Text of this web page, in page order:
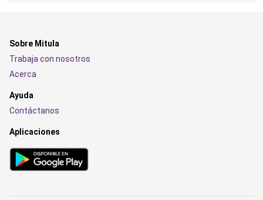
Sobre Mitula
Trabaja con nosotros
Acerca
Ayuda
Contáctanos
Aplicaciones